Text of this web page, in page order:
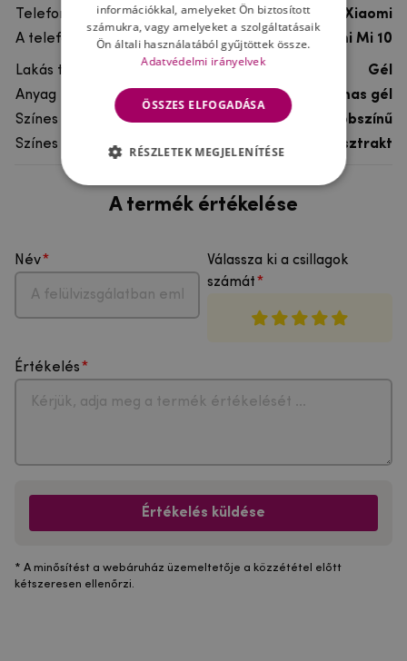
Telefon márka
Xiaomi
A telefonmodellhez
Xiaomi Mi 10
Lakás típusa
Gél
Anyag
rugalmas gél
Színes
többszínű
Színes motívum
Absztrakt
A termék értékelése
Név
Válassza ki a csillagok
számát
Értékelés
Értékelés küldése
* A minősítést a webáruház üzemeltetője a közzététel előtt
kétszeresen ellenőrzi.
információkkal, amelyeket Ön biztosított
számukra, vagy amelyeket a szolgáltatásaik
Ön általi használatából gyűjtöttek össze.
Adatvédelmi irányelvek
ÖSSZES ELFOGADÁSA
RÉSZLETEK MEGJELENÍTÉSE